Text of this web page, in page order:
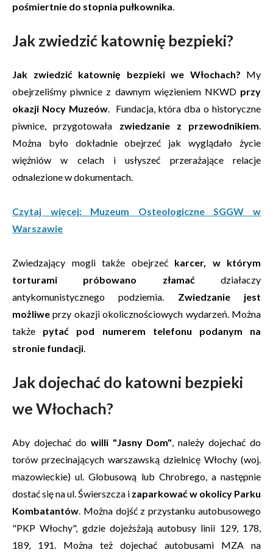
pośmiertnie do stopnia pułkownika.
Jak zwiedzić katownię bezpieki?
Jak zwiedzić katownię bezpieki we Włochach? My
obejrzeliśmy piwnice z dawnym więzieniem NKWD przy
okazji Nocy Muzeów. Fundacja, która dba o historyczne
piwnice, przygotowała zwiedzanie z przewodnikiem.
Można było dokładnie obejrzeć jak wyglądało życie
więźniów w celach i usłyszeć przerażające relacje
odnalezione w dokumentach.
Czytaj więcej: Muzeum Osteologiczne SGGW w
Warszawie
Zwiedzający mogli także obejrzeć karcer, w którym
torturami próbowano złamaćdziałaczy
antykomunistycznego podziemia. Zwiedzanie jest
możliwe przy okazji okolicznościowych wydarzeń. Można
także pytać pod numerem telefonu podanym na
stronie fundacji.
Jak dojechać do katowni bezpieki
we Włochach?
Aby dojechać do willi "Jasny Dom", należy dojechać do
torów przecinających warszawską dzielnicę Włochy (woj.
mazowieckie) ul. Globusową lub Chrobrego, a następnie
dostać się na ul. Świerszcza i zaparkować w okolicy Parku
Kombatantów. Można dojść z przystanku autobusowego
"PKP Włochy", gdzie dojeżsżają autobusy linii 129, 178,
189, 191. Można też dojechać autobusami MZA na